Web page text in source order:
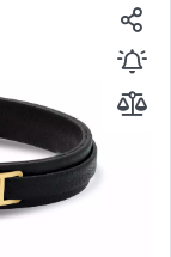
مجله روبی
درباره ما
اعطای نمایندگی